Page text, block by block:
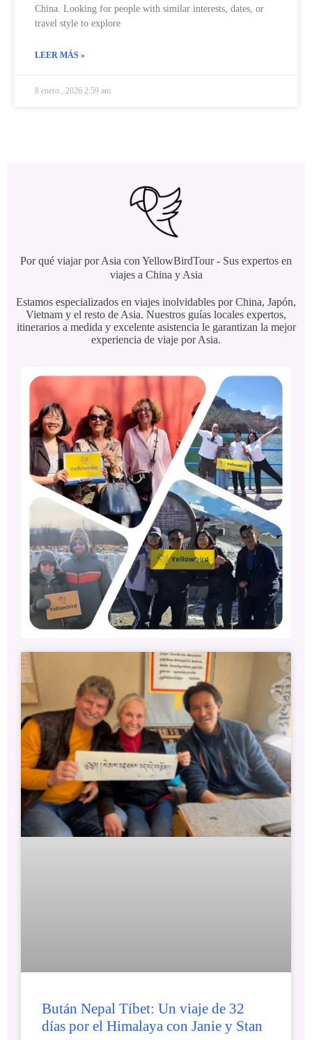
China. Looking for people with similar interests, dates, or
travel style to explore
LEER MÁS »
8 enero , 2026 2:59 am
Por qué viajar por Asia con YellowBirdTour - Sus expertos en
viajes a China y Asia
Estamos especializados en viajes inolvidables por China, Japón,
Vietnam y el resto de Asia. Nuestros guías locales expertos,
itinerarios a medida y excelente asistencia le garantizan la mejor
experiencia de viaje por Asia.
Bután Nepal Tíbet: Un viaje de 32
días por el Himalaya con Janie y Stan